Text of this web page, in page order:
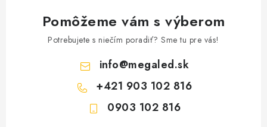
Pomôžeme vám s výberom
Potrebujete s niečím poradiť? Sme tu pre vás!
info@megaled.sk
+421 903 102 816
0903 102 816